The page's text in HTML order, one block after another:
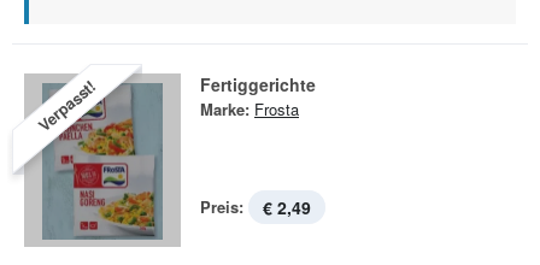
Verpasst! Fertiggerichte
Marke: Frosta
Preis: € 2,49